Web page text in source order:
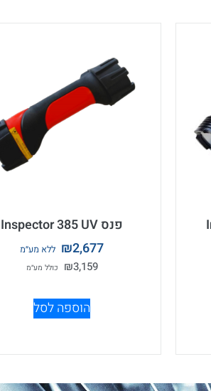
פנס Inspector 385 UV
₪2,677
₪3,159
הוספה לסל